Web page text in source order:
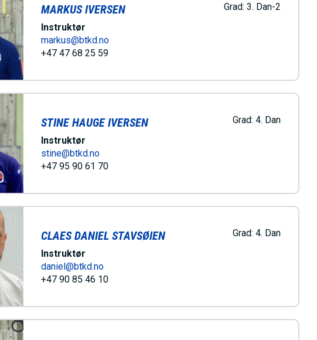
Grad: 3. Dan-2
MARKUS IVERSEN
Instruktør
markus@btkd.no
+47 47 68 25 59
Grad: 4. Dan
STINE HAUGE IVERSEN
Instruktør
stine@btkd.no
+47 95 90 61 70
Grad: 4. Dan
CLAES DANIEL STAVSØIEN
Instruktør
daniel@btkd.no
+47 90 85 46 10